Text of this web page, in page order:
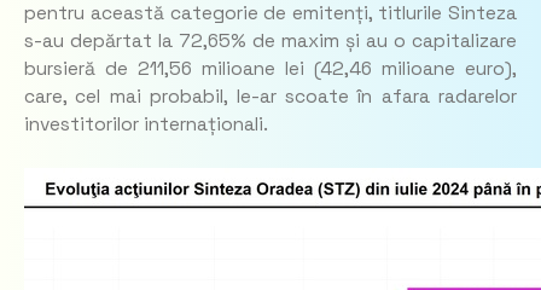
pentru această categorie de emitenți, titlurile Sinteza
s-au depărtat la 72,65% de maxim și au o capitalizare
bursieră de 211,56 milioane lei (42,46 milioane euro),
care, cel mai probabil, le-ar scoate în afara radarelor
investitorilor internaționali.